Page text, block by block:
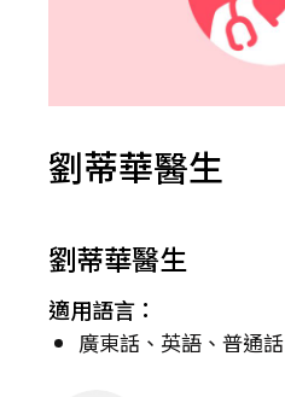
劉蒂華醫生
劉蒂華醫生
適用語言：
廣東話、英語、普通話